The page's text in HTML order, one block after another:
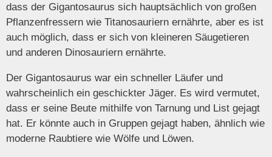
dass der Gigantosaurus sich hauptsächlich von großen
Pflanzenfressern wie Titanosauriern ernährte, aber es ist
auch möglich, dass er sich von kleineren Säugetieren
und anderen Dinosauriern ernährte.
Der Gigantosaurus war ein schneller Läufer und
wahrscheinlich ein geschickter Jäger. Es wird vermutet,
dass er seine Beute mithilfe von Tarnung und List gejagt
hat. Er könnte auch in Gruppen gejagt haben, ähnlich wie
moderne Raubtiere wie Wölfe und Löwen.